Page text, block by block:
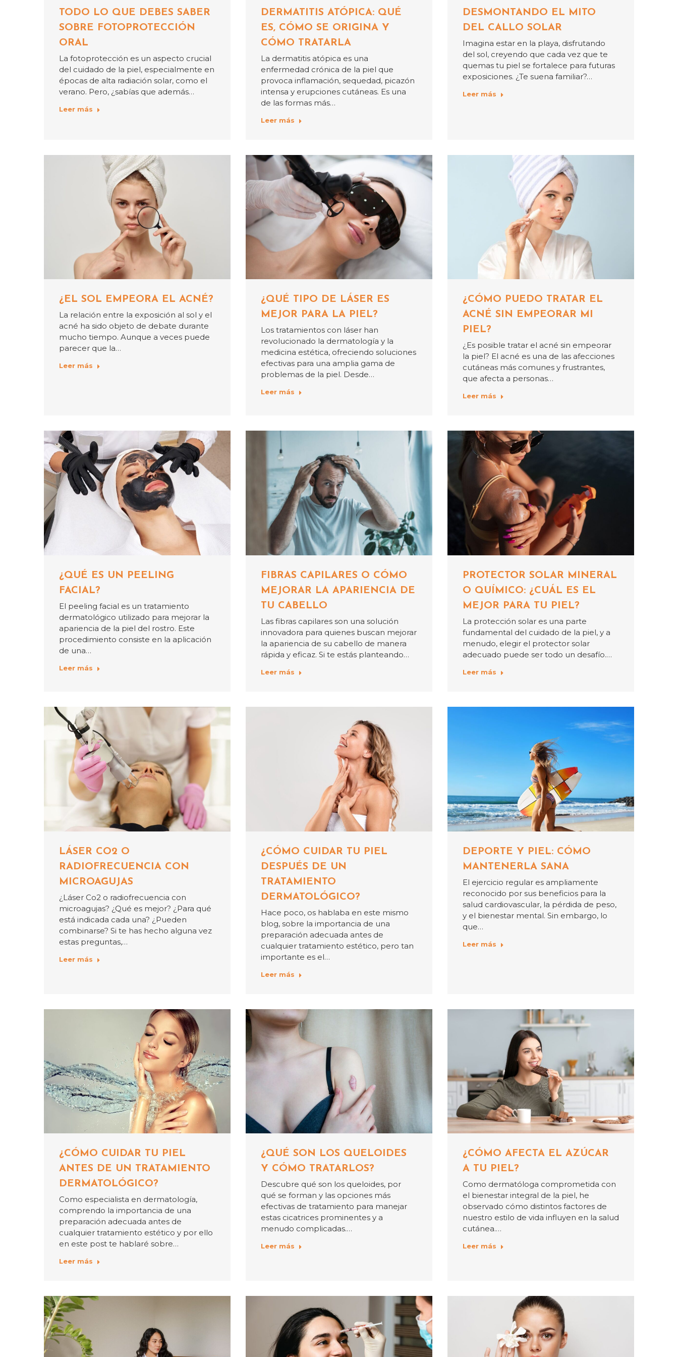
TODO LO QUE DEBES SABER
SOBRE FOTOPROTECCIÓN
ORAL
La fotoprotección es un aspecto crucial
del cuidado de la piel, especialmente en
épocas de alta radiación solar, como el
verano. Pero, ¿sabías que además…
Leer más
DERMATITIS ATÓPICA: QUÉ
ES, CÓMO SE ORIGINA Y
CÓMO TRATARLA
La dermatitis atópica es una
enfermedad crónica de la piel que
provoca inflamación, sequedad, picazón
intensa y erupciones cutáneas. Es una
de las formas más…
Leer más
DESMONTANDO EL MITO
DEL CALLO SOLAR
Imagina estar en la playa, disfrutando
del sol, creyendo que cada vez que te
quemas tu piel se fortalece para futuras
exposiciones. ¿Te suena familiar?…
Leer más
¿EL SOL EMPEORA EL ACNÉ?
La relación entre la exposición al sol y el
acné ha sido objeto de debate durante
mucho tiempo. Aunque a veces puede
parecer que la…
Leer más
¿QUÉ TIPO DE LÁSER ES
MEJOR PARA LA PIEL?
Los tratamientos con láser han
revolucionado la dermatología y la
medicina estética, ofreciendo soluciones
efectivas para una amplia gama de
problemas de la piel. Desde…
Leer más
¿CÓMO PUEDO TRATAR EL
ACNÉ SIN EMPEORAR MI
PIEL?
¿Es posible tratar el acné sin empeorar
la piel? El acné es una de las afecciones
cutáneas más comunes y frustrantes,
que afecta a personas…
Leer más
¿QUÉ ES UN PEELING
FACIAL?
El peeling facial es un tratamiento
dermatológico utilizado para mejorar la
apariencia de la piel del rostro. Este
procedimiento consiste en la aplicación
de una…
Leer más
FIBRAS CAPILARES O CÓMO
MEJORAR LA APARIENCIA DE
TU CABELLO
Las fibras capilares son una solución
innovadora para quienes buscan mejorar
la apariencia de su cabello de manera
rápida y eficaz. Si te estás planteando…
Leer más
PROTECTOR SOLAR MINERAL
O QUÍMICO: ¿CUÁL ES EL
MEJOR PARA TU PIEL?
La protección solar es una parte
fundamental del cuidado de la piel, y a
menudo, elegir el protector solar
adecuado puede ser todo un desafío.…
Leer más
LÁSER CO2 O
RADIOFRECUENCIA CON
MICROAGUJAS
¿Láser Co2 o radiofrecuencia con
microagujas? ¿Qué es mejor? ¿Para qué
está indicada cada una? ¿Pueden
combinarse? Si te has hecho alguna vez
estas preguntas,…
Leer más
¿CÓMO CUIDAR TU PIEL
DESPUÉS DE UN
TRATAMIENTO
DERMATOLÓGICO?
Hace poco, os hablaba en este mismo
blog, sobre la importancia de una
preparación adecuada antes de
cualquier tratamiento estético, pero tan
importante es el…
Leer más
DEPORTE Y PIEL: CÓMO
MANTENERLA SANA
El ejercicio regular es ampliamente
reconocido por sus beneficios para la
salud cardiovascular, la pérdida de peso,
y el bienestar mental. Sin embargo, lo
que…
Leer más
¿CÓMO CUIDAR TU PIEL
ANTES DE UN TRATAMIENTO
DERMATOLÓGICO?
Como especialista en dermatología,
comprendo la importancia de una
preparación adecuada antes de
cualquier tratamiento estético y por ello
en este post te hablaré sobre…
Leer más
¿QUÉ SON LOS QUELOIDES
Y CÓMO TRATARLOS?
Descubre qué son los queloides, por
qué se forman y las opciones más
efectivas de tratamiento para manejar
estas cicatrices prominentes y a
menudo complicadas.…
Leer más
¿CÓMO AFECTA EL AZÚCAR
A TU PIEL?
Como dermatóloga comprometida con
el bienestar integral de la piel, he
observado cómo distintos factores de
nuestro estilo de vida influyen en la salud
cutánea.…
Leer más